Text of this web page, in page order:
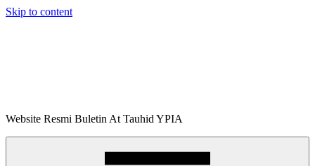
Skip to content
Buletin
Website Resmi Buletin At Tauhid YPIA